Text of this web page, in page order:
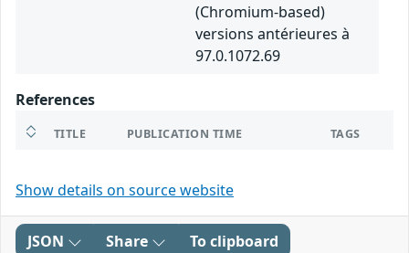
(Chromium-based)
versions antérieures à
97.0.1072.69
References
TITLE PUBLICATION TIME TAGS
Show details on source website
JSON Share To clipboard